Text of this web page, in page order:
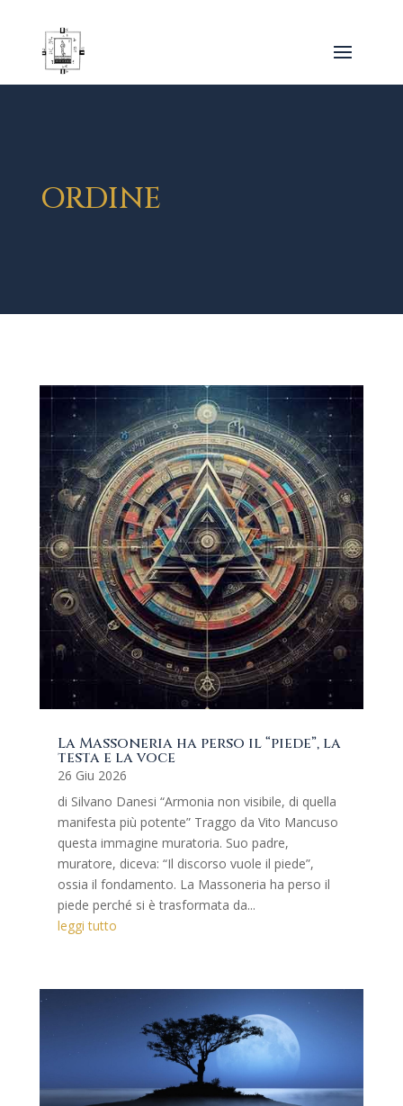
ORDINE
La Massoneria ha perso il “piede”, la
testa e la voce
26 Giu 2026
di Silvano Danesi “Armonia non visibile, di quella
manifesta più potente” Traggo da Vito Mancuso
questa immagine muratoria. Suo padre,
muratore, diceva: “Il discorso vuole il piede”,
ossia il fondamento. La Massoneria ha perso il
piede perché si è trasformata da...
leggi tutto